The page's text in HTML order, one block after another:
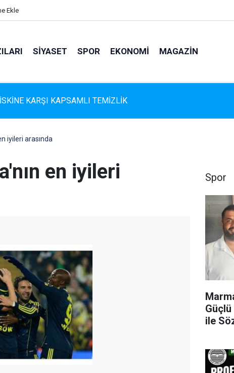
Ekle
SIYASET SPOR EKONOMI MAGAZIN
Belediyespor'da Altyapıya Güçlü Takviye: Mustafa Çolakoğlu ile
iyileri arasında
en iyileri
Spor
ile